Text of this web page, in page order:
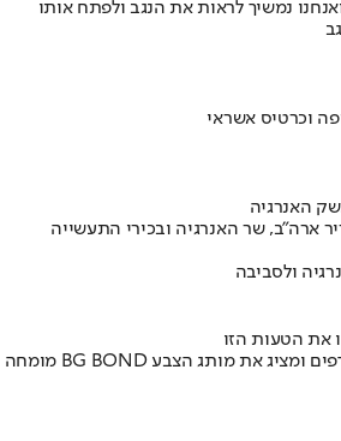
נמשיך לראות את הנגב ולפתח אותו
האנרגיה
ארה"ב, שר האנרגיה ובכירי התעשייה
ולסביבה
את הטעות הזו